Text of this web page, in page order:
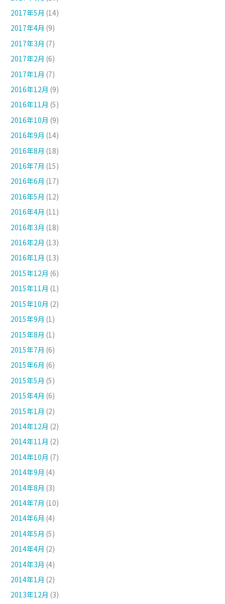
2017年5月 (14)
2017年4月 (9)
2017年3月 (7)
2017年2月 (6)
2017年1月 (7)
2016年12月 (9)
2016年11月 (5)
2016年10月 (9)
2016年9月 (14)
2016年8月 (18)
2016年7月 (15)
2016年6月 (17)
2016年5月 (12)
2016年4月 (11)
2016年3月 (18)
2016年2月 (13)
2016年1月 (13)
2015年12月 (6)
2015年11月 (1)
2015年10月 (2)
2015年9月 (1)
2015年8月 (1)
2015年7月 (6)
2015年6月 (6)
2015年5月 (5)
2015年4月 (6)
2015年1月 (2)
2014年12月 (2)
2014年11月 (2)
2014年10月 (7)
2014年9月 (4)
2014年8月 (3)
2014年7月 (10)
2014年6月 (4)
2014年5月 (5)
2014年4月 (2)
2014年3月 (4)
2014年1月 (2)
2013年12月 (3)